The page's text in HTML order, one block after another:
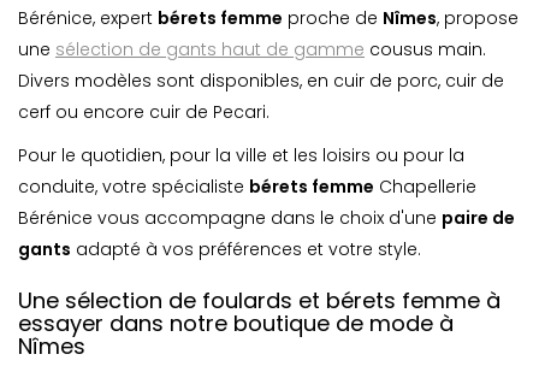
Bérénice, expert bérets femme proche de Nîmes, propose
une sélection de gants haut de gamme cousus main.
Divers modèles sont disponibles, en cuir de porc, cuir de
cerf ou encore cuir de Pecari.
Pour le quotidien, pour la ville et les loisirs ou pour la
conduite, votre spécialiste bérets femme Chapellerie
Bérénice vous accompagne dans le choix d'une paire de
gants adapté à vos préférences et votre style.
Une sélection de foulards et bérets femme à
essayer dans notre boutique de mode à
Nîmes